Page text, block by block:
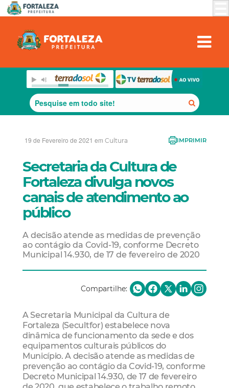
19 de Fevereiro de 2021 em Cultura IMPRIMIR
Secretaria da Cultura de
Fortaleza divulga novos
canais de atendimento ao
público
A decisão atende as medidas de prevenção
ao contágio da Covid-19, conforme Decreto
Municipal 14.930, de 17 de fevereiro de 2020
Compartilhe:
A Secretaria Municipal da Cultura de
Fortaleza (Secultfor) estabelece nova
dinâmica de funcionamento da sede e dos
equipamentos culturais públicos do
Município. A decisão atende as medidas de
prevenção ao contágio da Covid-19, conforme
Decreto Municipal 14.930, de 17 de fevereiro